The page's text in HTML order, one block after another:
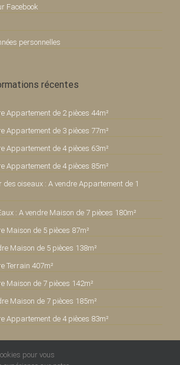
Facebook
personnelles
récentes
Appartement de 2 pièces 44m²
Appartement de 3 pièces 77m²
Appartement de 4 pièces 63m²
Appartement de 4 pièces 85m²
des oiseaux : A vendre Appartement de 1
: A vendre Maison de 7 pièces 180m²
Maison de 5 pièces 87m²
Maison de 5 pièces 138m²
Terrain 407m²
Maison de 7 pièces 142m²
Maison de 7 pièces 185m²
Appartement de 4 pièces 83m²
pour vous